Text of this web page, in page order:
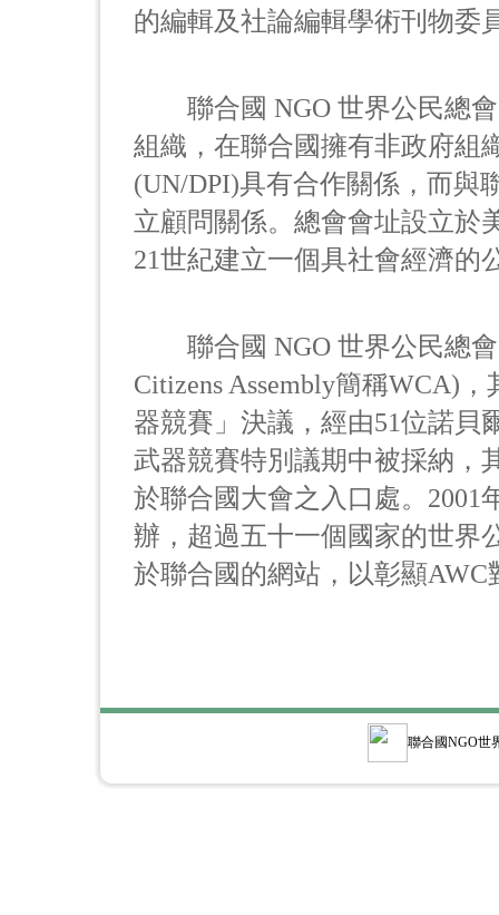
的編輯及社論編輯學術刊物委
聯合國 NGO 世界公民總會
組織，在聯合國擁有非政府組
(UN/DPI)具有合作關係，而與
立顧問關係。總會會址設立於
21世紀建立一個具社會經濟的
聯合國 NGO 世界公民總會
Citizens Assembly簡稱WCA)
器競賽」決議，經由51位諾貝
武器競賽特別議期中被採納，
於聯合國大會之入口處。2001
辦，超過五十一個國家的世界
於聯合國的網站，以彰顯
聯合國NGO世